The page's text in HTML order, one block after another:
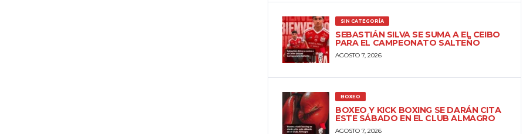
SIN CATEGORÍA
SEBASTIÁN SILVA SE SUMA A EL CEIBO
PARA EL CAMPEONATO SALTEÑO
AGOSTO 7, 2026
BOXEO
BOXEO Y KICK BOXING SE DARÁN CITA
ESTE SÁBADO EN EL CLUB ALMAGRO
AGOSTO 7, 2026